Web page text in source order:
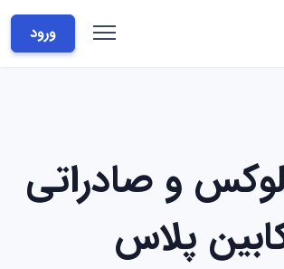
ورود
و صادراتی
پلاس